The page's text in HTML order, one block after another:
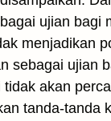
ujian bagi
menjadikan
sebagai ujian
akan
tanda-tanda